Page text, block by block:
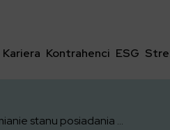
Kariera Kontrahenci ESG
Zawiadomienie o zmianie stanu posiadania akcji Spółki